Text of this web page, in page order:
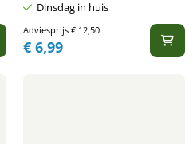
Dinsdag in huis
Adviesprijs €12,50
€6,99